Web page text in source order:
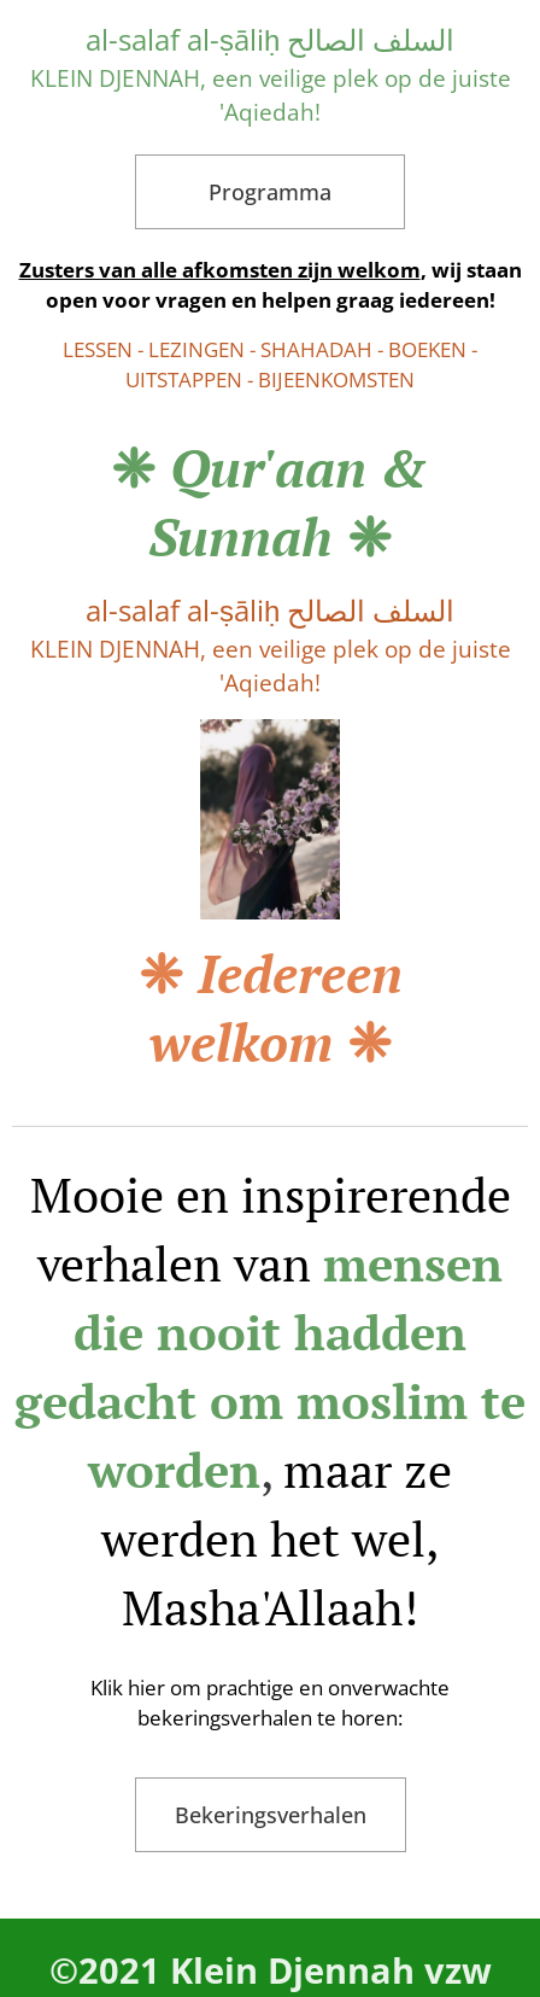
al-salaf al-ṣāliḥ السلف الصالح
KLEIN DJENNAH, een veilige plek op de juiste
'Aqiedah!
Programma
Zusters van alle afkomsten zijn welkom, wij staan
open voor vragen en helpen graag iedereen!
LESSEN - LEZINGEN - SHAHADAH - BOEKEN -
UITSTAPPEN - BIJEENKOMSTEN
❈ Qur'aan &
Sunnah ❈
al-salaf al-ṣāliḥ السلف الصالح
KLEIN DJENNAH, een veilige plek op de juiste
'Aqiedah!
❈Iedereen
welkom ❈
Mooie en inspirerende
verhalen van mensen
die nooit hadden
gedacht om moslim te
worden, maar ze
werden het wel,
Masha'Allaah!
Klik hier om prachtige en onverwachte
bekeringsverhalen te horen:
Bekeringsverhalen
©2021 Klein Djennah vzw